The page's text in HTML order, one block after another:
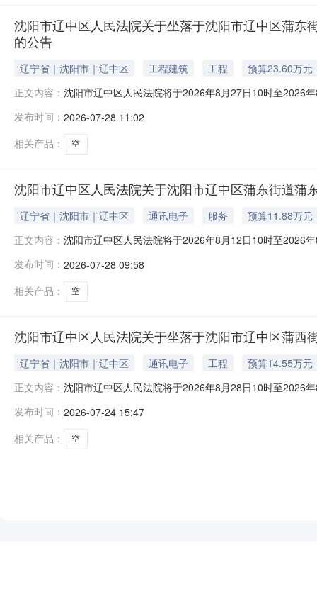
沈阳市辽中区人民法院关于坐落于沈阳市辽中区蒲
的公告
辽宁省｜沈阳市｜辽中区 工程建筑 工程
预算23.60万元
正文内容： 沈阳市辽中区人民法院将于2026年8月27日10时至2026
法人和其他组织均可参加竞买。如参与竞买人未开设京
发布时间： 2026-07-28 11:02
相关产品：
空
沈阳市辽中区人民法院关于沈阳市辽中区蒲东街道蒲
辽宁省｜沈阳市｜辽中区 通讯电子 服务
预算11.88万元
正文内容： 沈阳市辽中区人民法院将于2026年8月12日10时至2026
人和其他组织均可参加竞买。如参与竞买人未开设京东
发布时间： 2026-07-28 09:58
相关产品：
空
沈阳市辽中区人民法院关于坐落于沈阳市辽中区蒲西
辽宁省｜沈阳市｜辽中区 通讯电子 工程
预算14.55万元
正文内容： 沈阳市辽中区人民法院将于2026年8月28日10时至2026
能力的公民、法人和其他组织均可参加竞买。如参与竞
（随带营
发布时间： 2026-07-24 15:47
相关产品：
空